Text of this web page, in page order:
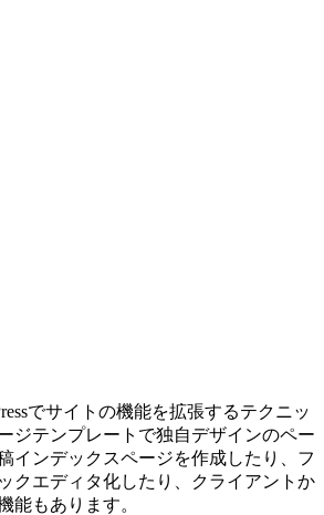
でサイトの機能を拡張するテクニッ
ジテンプレートで独自デザインのペー
インデックスページを作成したり、フ
クエディタ化したり、クライアントか
能もあります。